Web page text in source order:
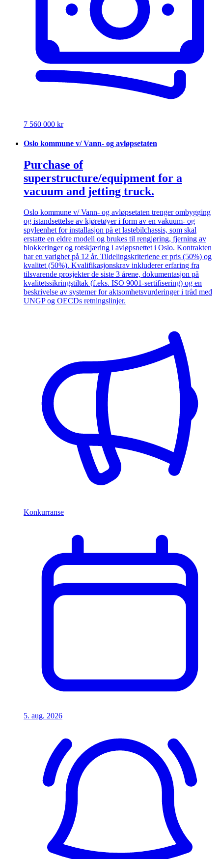
7 560 000 kr
Oslo kommune v/ Vann- og avløpsetaten
Purchase of
superstructure/equipment for a
vacuum and jetting truck.
Oslo kommune v/ Vann- og avløpsetaten trenger ombygging
og istandsettelse av kjøretøyer i form av en vakuum- og
spyleenhet for installasjon på et lastebilchassis, som skal
erstatte en eldre modell og brukes til rengjøring, fjerning av
blokkeringer og rotskjæring i avløpsnettet i Oslo. Kontrakten
har en varighet på 12 år. Tildelingskriteriene er pris (50%) og
kvalitet (50%). Kvalifikasjonskrav inkluderer erfaring fra
tilsvarende prosjekter de siste 3 årene, dokumentasjon på
kvalitetssikringstiltak (f.eks. ISO 9001-sertifisering) og en
beskrivelse av systemer for aktsomhetsvurderinger i tråd med
UNGP og OECDs retningslinjer.
Konkurranse
5. aug. 2026